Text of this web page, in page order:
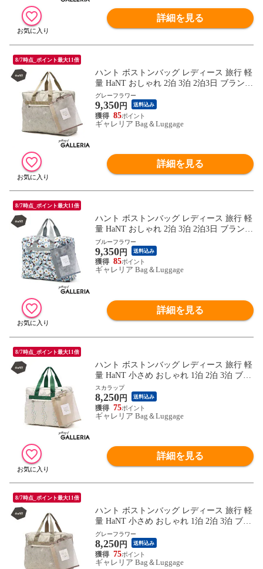
詳細を見る
8/7時点_ポイント最大11倍
ハント ボストンバッグ レディース 旅行 軽
量 HaNT おしゃれ 2泊 3泊 2泊3日 ブランド
旅行用 ジム 折りたたみ 折りたたみ式 A3 B
4 A4 旅行バッグ バッグ ボストン 折りたた
みボストンバッグ 41L 17722 wsb
グレーフラワー
9,350円 送料込み
85
ギャレリア Bag＆Luggage
詳細を見る
8/7時点_ポイント最大11倍
ハント ボストンバッグ レディース 旅行 軽
量 HaNT おしゃれ 2泊 3泊 2泊3日 ブランド
旅行用 ジム 折りたたみ 折りたたみ式 A3 B
4 A4 旅行バッグ バッグ ボストン 折りたた
みボストンバッグ 41L 17722 wsb
ブルーフラワー
9,350円 送料込み
85
ギャレリア Bag＆Luggage
詳細を見る
8/7時点_ポイント最大11倍
ハント ボストンバッグ レディース 旅行 軽
量 HaNT 小さめ おしゃれ 1泊 2泊 3泊 ブラ
ンド 旅行用 ジム 折りたたみ 折りたたみ式
B4 A4 コンパクト 旅行バッグ バッグ ボス
トン 折りたたみボストンバッグ 30L 17721
wsb
スカラップ
8,250円 送料込み
75
ギャレリア Bag＆Luggage
詳細を見る
8/7時点_ポイント最大11倍
ハント ボストンバッグ レディース 旅行 軽
量 HaNT 小さめ おしゃれ 1泊 2泊 3泊 ブラ
ンド 旅行用 ジム 折りたたみ 折りたたみ式
B4 A4 コンパクト 旅行バッグ バッグ ボス
トン 折りたたみボストンバッグ 30L 17721
wsb
グレーフラワー
8,250円 送料込み
75
ギャレリア Bag＆Luggage